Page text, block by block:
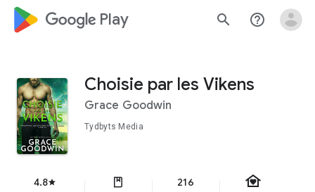
google_logo Play search help_outline
Choisie par les Vikens
Grace Goodwin
Tydbyts Media
4.8star 216 family_home